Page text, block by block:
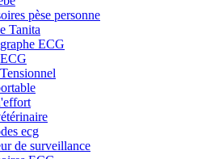
pèse personne
Tanita
ECG
ecg
de surveillance